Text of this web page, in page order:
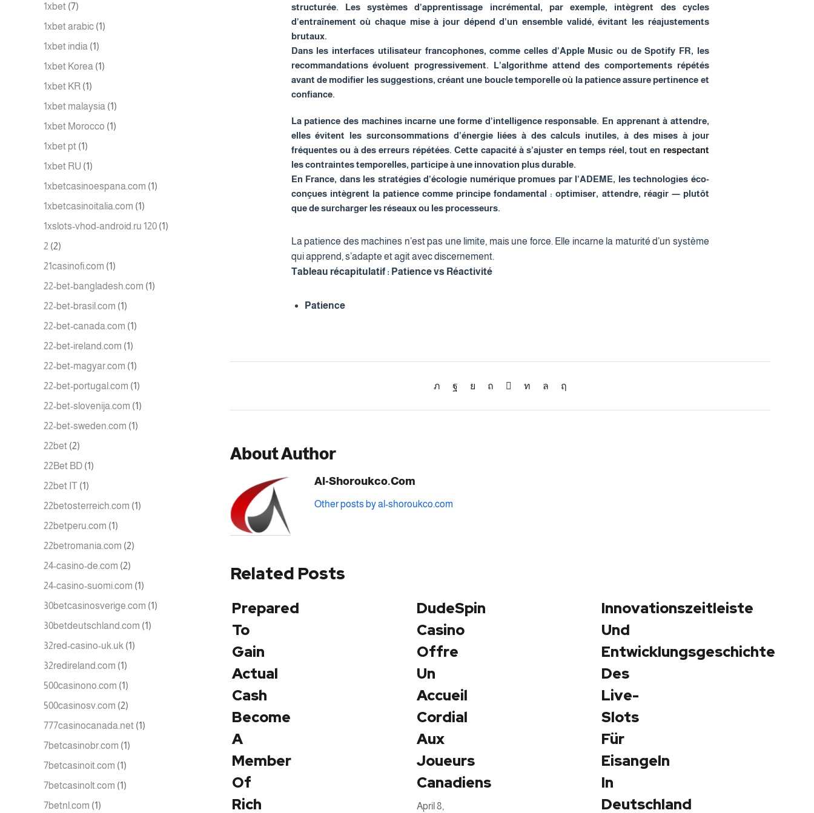
structurée. Les systèmes d’apprentissage incrémental, par exemple, intègrent des cycles
d’entraînement où chaque mise à jour dépend d’un ensemble validé, évitant les réajustements
brutaux.
Dans les interfaces utilisateur francophones, comme celles d’Apple Music ou de Spotify FR, les
recommandations évoluent progressivement. L’algorithme attend des comportements répétés
avant de modifier les suggestions, créant une boucle temporelle où la patience assure pertinence et
confiance.
La patience des machines incarne une forme d’intelligence responsable. En apprenant à attendre,
elles évitent les surconsommations d’énergie liées à des calculs inutiles, à des mises à jour
fréquentes ou à des erreurs répétées. Cette capacité à s’ajuster en temps réel, tout en respectant
les contraintes temporelles, participe à une innovation plus durable.
En France, dans les stratégies d’écologie numérique promues par l’ADEME, les technologies éco-
conçues intègrent la patience comme principe fondamental : optimiser, attendre, réagir — plutôt
que de surcharger les réseaux ou les processeurs.
La patience des machines n’est pas une limite, mais une force. Elle incarne la maturité d’un système
qui apprend, s’adapte et agit avec discernement.
Tableau récapitulatif : Patience vs Réactivité
Patience
About Author
Al-Shoroukco.com
Other posts by al-shoroukco.com
Related Posts
Prepared
To
Gain
Actual
Cash
Become
A
Member
Of
Rich
DudeSpin
Casino
Offre
Un
Accueil
Cordial
Aux
Joueurs
Canadiens
April 8,
Innovationszeitleiste
Und
Entwicklungsgeschichte
Des
Live-
Slots
Für
Eisangeln
In
Deutschland
1xbet (7)
1xbet arabic (1)
1xbet india (1)
1xbet Korea (1)
1xbet KR (1)
1xbet malaysia (1)
1xbet Morocco (1)
1xbet pt (1)
1xbet RU (1)
1xbetcasinoespana.com (1)
1xbetcasinoitalia.com (1)
1xslots-vhod-android.ru 120 (1)
2 (2)
21casinofi.com (1)
22-bet-bangladesh.com (1)
22-bet-brasil.com (1)
22-bet-canada.com (1)
22-bet-ireland.com (1)
22-bet-magyar.com (1)
22-bet-portugal.com (1)
22-bet-slovenija.com (1)
22-bet-sweden.com (1)
22bet (2)
22Bet BD (1)
22bet IT (1)
22betosterreich.com (1)
22betperu.com (1)
22betromania.com (2)
24-casino-de.com (2)
24-casino-suomi.com (1)
30betcasinosverige.com (1)
30betdeutschland.com (1)
32red-casino-uk.uk (1)
32redireland.com (1)
500casinono.com (1)
500casinosv.com (2)
777casinocanada.net (1)
7betcasinobr.com (1)
7betcasinoit.com (1)
7betcasinolt.com (1)
7betnl.com (1)